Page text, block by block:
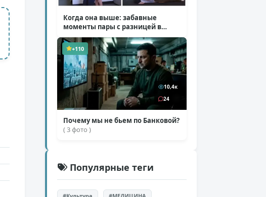
Когда она выше: забавные
моменты пары с разницей в
росте( 1 фото + 1 видео )
+110
10,4к
24
Почему мы не бьем по Банковой?
( 3 фото )
Популярные теги